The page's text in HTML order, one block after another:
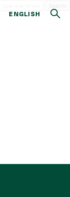
ENGLISH